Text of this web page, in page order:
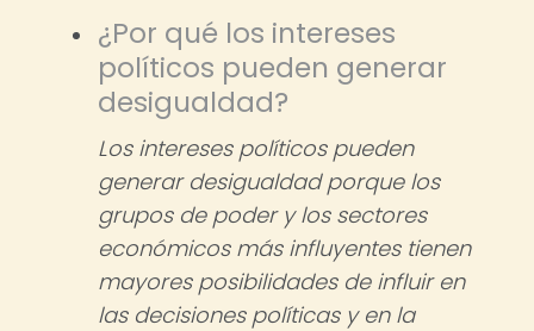
¿Por qué los intereses
políticos pueden generar
desigualdad?
Los intereses políticos pueden
generar desigualdad porque los
grupos de poder y los sectores
económicos más influyentes tienen
mayores posibilidades de influir en
las decisiones políticas y en la